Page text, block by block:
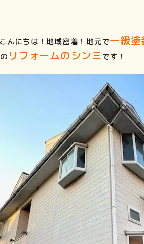
んにちは！地域密着！地元で一級
の リフォームのシンミです！